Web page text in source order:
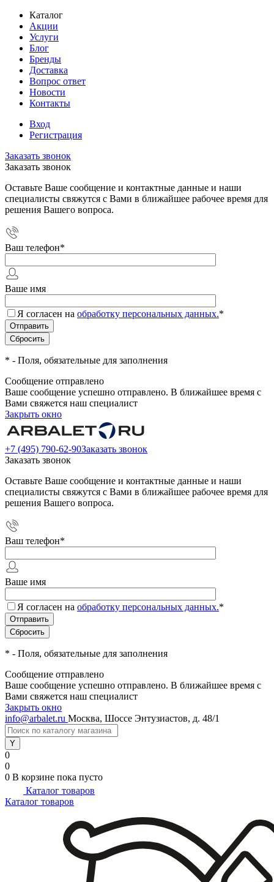
Каталог
Акции
Услуги
Блог
Бренды
Доставка
Вопрос ответ
Новости
Контакты
Вход
Регистрация
Заказать звонок
Заказать звонок
Оставьте Ваше сообщение и контактные данные и наши
специалисты свяжутся с Вами в ближайшее рабочее время для
решения Вашего вопроса.
Ваш телефон*
Ваше имя
Я согласен на обработку персональных данных.*
* - Поля, обязательные для заполнения
Сообщение отправлено
Ваше сообщение успешно отправлено. В ближайшее время с
Вами свяжется наш специалист
Закрыть окно
+7 (495) 790-62-90Заказать звонок
Заказать звонок
Оставьте Ваше сообщение и контактные данные и наши
специалисты свяжутся с Вами в ближайшее рабочее время для
решения Вашего вопроса.
Ваш телефон*
Ваше имя
Я согласен на обработку персональных данных.*
* - Поля, обязательные для заполнения
Сообщение отправлено
Ваше сообщение успешно отправлено. В ближайшее время с
Вами свяжется наш специалист
Закрыть окно
info@arbalet.ru Москва, Шоссе Энтузиастов, д. 48/1
0
0
0 В корзине пока пусто
Каталог товаров
Каталог товаров